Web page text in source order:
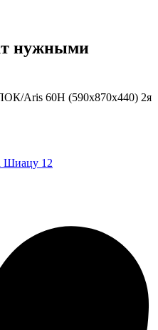
нужными
Aris 60Н (590х870х440) 2я
Шиацу 12